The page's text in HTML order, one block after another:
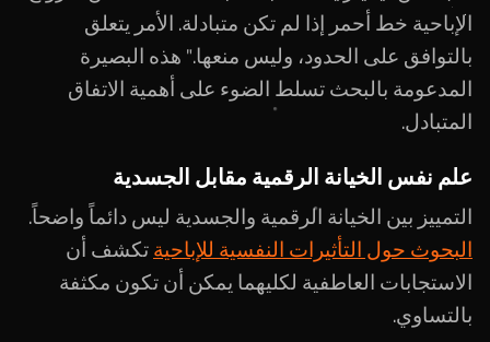
الإباحية خط أحمر إذا لم تكن متبادلة. الأمر يتعلق
بالتوافق على الحدود، وليس منعها." هذه البصيرة
المدعومة بالبحث تسلط الضوء على أهمية الاتفاق
المتبادل.
علم نفس الخيانة الرقمية مقابل الجسدية
التمييز بين الخيانة الرقمية والجسدية ليس دائماً واضحاً.
البحوث حول التأثيرات النفسية للإباحية تكشف أن
الاستجابات العاطفية لكليهما يمكن أن تكون مكثفة
بالتساوي.